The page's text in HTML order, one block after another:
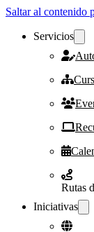
Saltar al contenido
Servicios
Rutas
Iniciativas